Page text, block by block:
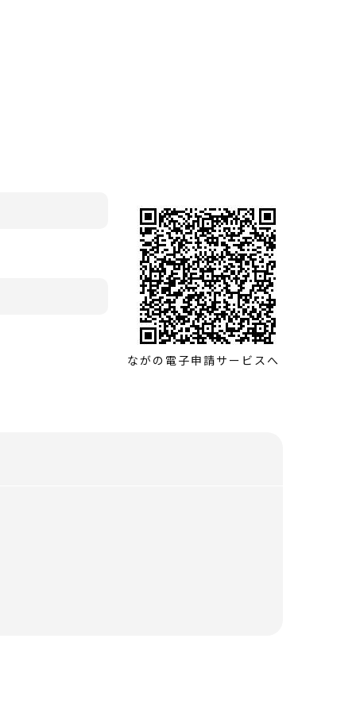
ながの電子申請サービスへ